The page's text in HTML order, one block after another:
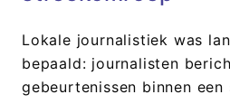
Lokale journalistiek was
bepaald: journalisten
gebeurtenissen binnen